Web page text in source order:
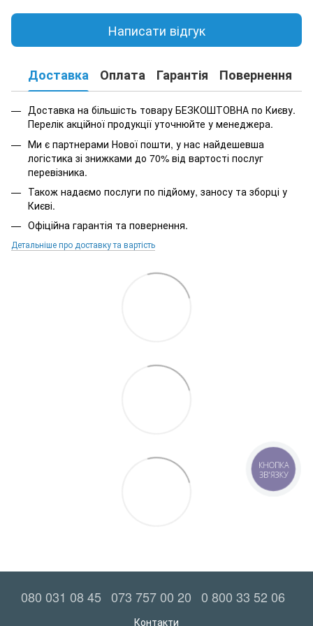
Написати відгук
Доставка Оплата Гарантія Повернення
Доставка на більшість товару БЕЗКОШТОВНА по Києву.
Перелік акційної продукції уточнюйте у менеджера.
Ми є партнерами Нової пошти, у нас найдешевша
логістика зі знижками до 70% від вартості послуг
перевізника.
Також надаємо послуги по підйому, заносу та зборці у
Києві.
Офіційна гарантія та повернення.
Детальніше про доставку та вартість
080 031 08 45 073 757 00 20 0 800 33 52 06
Контакти
КНОПКА
ЗВ'ЯЗКУ